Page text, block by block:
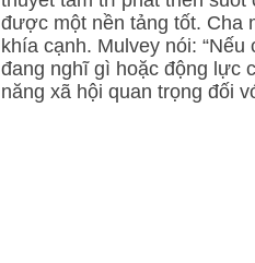
được một nền tảng tốt. Cha
khía cạnh. Mulvey nói:
đang nghĩ gì hoặc động lực
năng xã hội quan trọng đối